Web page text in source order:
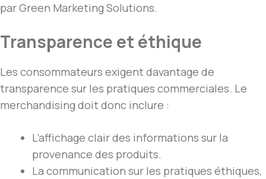
par Green Marketing Solutions.
Transparence et éthique
Les consommateurs exigent davantage de
transparence sur les pratiques commerciales. Le
merchandising doit donc inclure :
L’affichage clair des informations sur la
provenance des produits.
La communication sur les pratiques éthiques,